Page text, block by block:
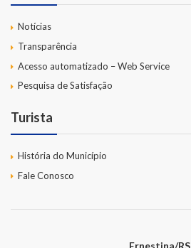
Notícias
Transparência
Acesso automatizado – Web Service
Pesquisa de Satisfação
Turista
História do Município
Fale Conosco